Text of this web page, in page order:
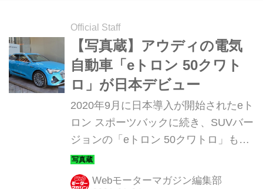
Official Staff
【写真蔵】アウディの電気
自動車「eトロン 50クワト
ロ」が日本デビュー
2020年9月に日本導入が開始されたeト
ロン スポーツバックに続き、SUVバー
ジョンの「eトロン 50クワトロ」も導
入が開始された。そのディテールを写
真で紹介しよう。
Webモーターマガジン編集部